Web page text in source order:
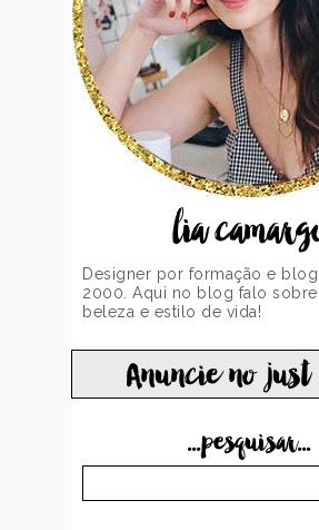
lia
Designer por formação e
2000. Aqui no blog falo sobre
beleza e estilo de vida!
Anuncie no just
...pesquisar...